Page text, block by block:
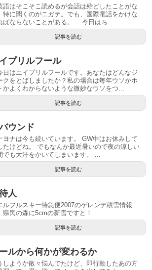
はそこそこ読めるが会話は殆どしたことがな
特に聞くのがニガテ。でも、国際電話をかけな
ばならないことがある。 今日はち...
記事を読む
プリルフール
はエイプリルフールです。あなたはどんなジ
クをとばしましたか？私の場合は毎年ウソかホ
かよくわからないような微妙なウソをつ...
記事を読む
ウンド
ヨナは今も続いています。 GW中はお休みして
たけどね。 でもなんか最近暑いので夜の涼しい
でも大汗をかいてしまいます。 ...
記事を読む
人
フルスキー特急便2007のゲレンデ積雪情報
県民の森に5cmの新雪ですと！
記事を読む
ルから何かが変わるか
しようか散々悩んでたけど、即行動したあの方